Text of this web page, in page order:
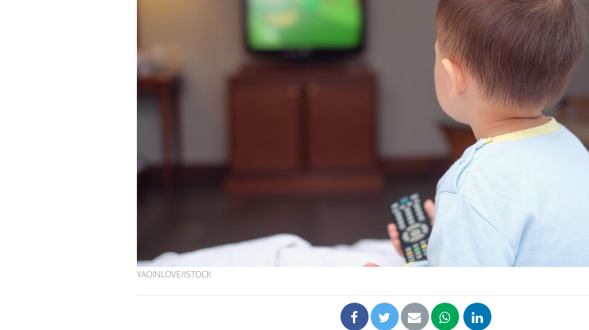
YAOINLOVE/ISTOCK
Cancer colorectal : une
changé la donne au Pays
protègent-ils aussi les os
Cytomégalovirus : ce qui
change dans la prise en
charge des femmes
La sieste empêche-t-elle
de dormir la nuit ?
VIH : la fin du comprimé
tous les jours se profile-t-